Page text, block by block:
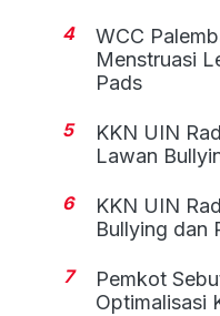
4
WCC
Menstruasi
Pads
5
KKN UIN
Lawan
6
KKN UIN
Bullying dan
7
Pemkot
Optimalisasi